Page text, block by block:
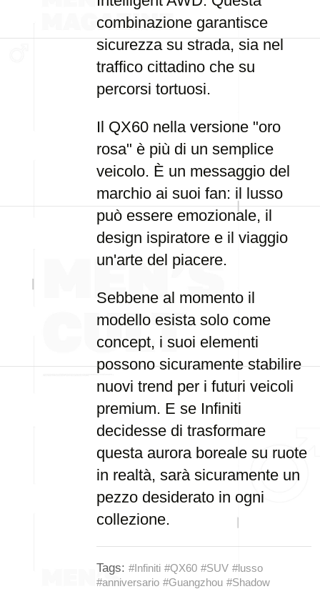
combinazione garantisce
sicurezza su strada, sia nel
traffico cittadino che su
percorsi tortuosi.
Il QX60 nella versione "oro
rosa" è più di un semplice
veicolo. È un messaggio del
marchio ai suoi fan: il lusso
può essere emozionale, il
design ispiratore e il viaggio
un'arte del piacere.
Sebbene al momento il
modello esista solo come
concept, i suoi elementi
possono sicuramente stabilire
nuovi trend per i futuri veicoli
premium. E se Infiniti
decidesse di trasformare
questa aurora boreale su ruote
in realtà, sarà sicuramente un
pezzo desiderato in ogni
collezione.
Tags: #Infiniti #QX60 #SUV #lusso
#anniversario #Guangzhou #Shadow